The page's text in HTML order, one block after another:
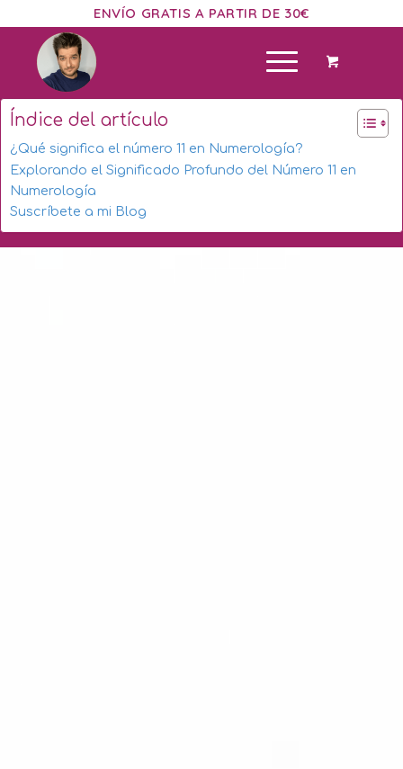
ENVÍO GRATIS A PARTIR DE 30€
Índice del artículo
¿Qué significa el número 11 en Numerología?
Explorando el Significado Profundo del Número 11 en
Numerología
Suscríbete a mi Blog